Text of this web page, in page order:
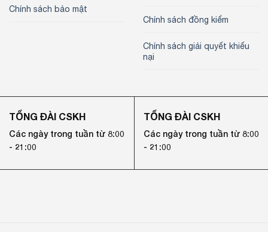
Chính sách bảo mật
Chính sách đồng kiểm
Chính sách giải quyết khiếu
nại
TỔNG ĐÀI CSKH
Các ngày trong tuần từ 8:00
- 21:00
TỔNG ĐÀI CSKH
Các ngày trong tuần từ 8:00
- 21:00